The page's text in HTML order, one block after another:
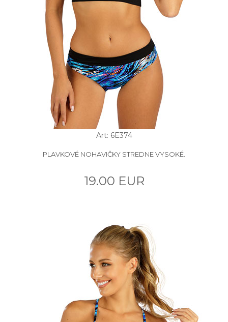
Art: 6E374
PLAVKOVÉ NOHAVIČKY STREDNE VYSOKÉ.
19.00 EUR